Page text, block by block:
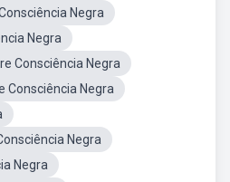
Negra
Negra
Consciência Negra
Consciência Negra
Negra
Negra